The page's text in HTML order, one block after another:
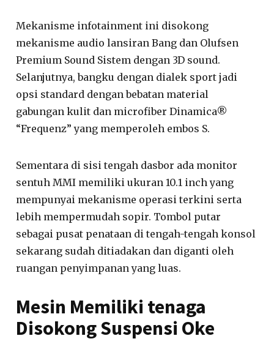
Mekanisme infotainment ini disokong
mekanisme audio lansiran Bang dan Olufsen
Premium Sound Sistem dengan 3D sound.
Selanjutnya, bangku dengan dialek sport jadi
opsi standard dengan bebatan material
gabungan kulit dan microfiber Dinamica®
“Frequenz” yang memperoleh embos S.
Sementara di sisi tengah dasbor ada monitor
sentuh MMI memiliki ukuran 10.1 inch yang
mempunyai mekanisme operasi terkini serta
lebih mempermudah sopir. Tombol putar
sebagai pusat penataan di tengah-tengah konsol
sekarang sudah ditiadakan dan diganti oleh
ruangan penyimpanan yang luas.
Mesin Memiliki tenaga
Disokong Suspensi Oke